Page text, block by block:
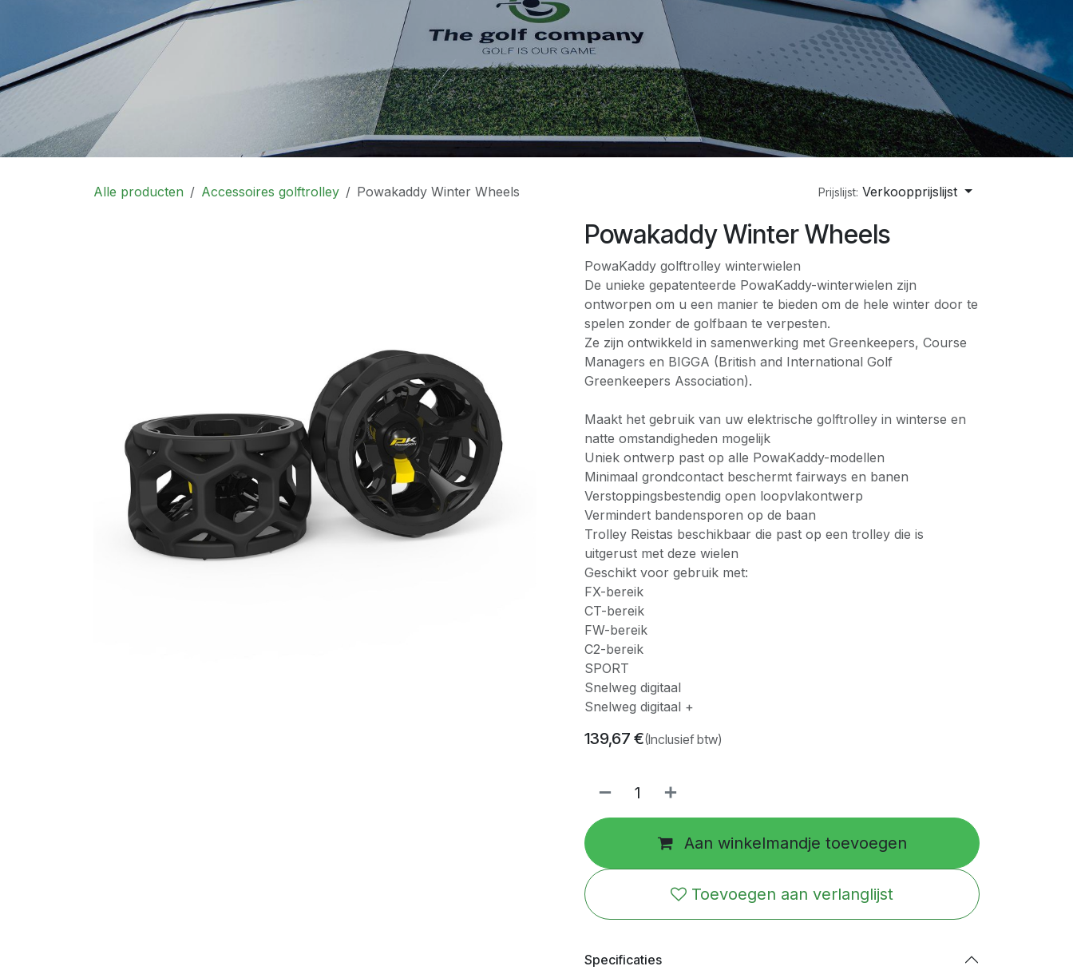
Alle producten Accessoires golftrolley Powakaddy Winter Wheels Prijslijst: Verkoopprijslijst
Powakaddy Winter Wheels
PowaKaddy golftrolley winterwielen
De unieke gepatenteerde PowaKaddy-winterwielen zijn
ontworpen om u een manier te bieden om de hele winter door te
spelen zonder de golfbaan te verpesten.
Ze zijn ontwikkeld in samenwerking met Greenkeepers, Course
Managers en BIGGA (British and International Golf
Greenkeepers Association).
Maakt het gebruik van uw elektrische golftrolley in winterse en
natte omstandigheden mogelijk
Uniek ontwerp past op alle PowaKaddy-modellen
Minimaal grondcontact beschermt fairways en banen
Verstoppingsbestendig open loopvlakontwerp
Vermindert bandensporen op de baan
Trolley Reistas beschikbaar die past op een trolley die is
uitgerust met deze wielen
Geschikt voor gebruik met:
FX-bereik
CT-bereik
FW-bereik
C2-bereik
SPORT
Snelweg digitaal
Snelweg digitaal +
139,67 €(Inclusief btw)
Aan winkelmandje toevoegen
Toevoegen aan verlanglijst
Specificaties